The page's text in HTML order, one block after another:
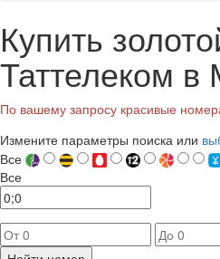
Купить
Таттелеком в
По вашему запросу красивые
Измените параметры поиска или
Все
Все